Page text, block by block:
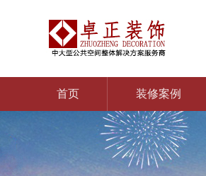
首页 装修案例